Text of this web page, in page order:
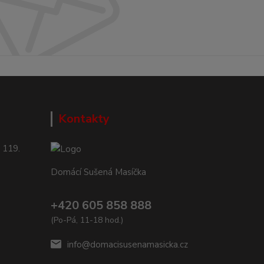
119.
Kontakty
Domácí Sušená Masíčka
+420 605 858 888
(Po-Pá, 11-18 hod.)
info@domacisusenamasicka.cz